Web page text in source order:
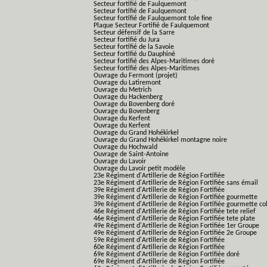
Secteur fortifié de Faulquemont
Secteur fortifié de Faulquemont
Secteur fortifié de Faulquemont tole fine
Plaque Secteur Fortifié de Faulquemont
Secteur défensif de la Sarre
Secteur fortifié du Jura
Secteur fortifié de la Savoie
Secteur fortifié du Dauphiné
Secteur fortifié des Alpes-Maritimes doré
Secteur fortifié des Alpes-Maritimes
Ouvrage du Fermont (projet)
Ouvrage du Latiremont
Ouvrage du Metrich
Ouvrage du Hackenberg
Ouvrage du Bovenberg doré
Ouvrage du Bovenberg
Ouvrage du Kerfent
Ouvrage du Kerfent
Ouvrage du Grand Hohékirkel
Ouvrage du Grand Hohékirkel montagne noire
Ouvrage du Hochwald
Ouvrage de Saint-Antoine
Ouvrage du Lavoir
Ouvrage du Lavoir petit modèle
23e Régiment d'Artillerie de Région Fortifiée
23e Régiment d'Artillerie de Région Fortifiée sans émail
39e Régiment d'Artillerie de Région Fortifiée
39e Régiment d'Artillerie de Région Fortifiée gourmette
39e Régiment d'Artillerie de Région Fortifiée gourmette
46e Régiment d'Artillerie de Région Fortifiée tete relief
46e Régiment d'Artillerie de Région Fortifiée tete plate
49e Régiment d'Artillerie de Région Fortifiée 1er Groupe
49e Régiment d'Artillerie de Région Fortifiée 2e Groupe
59e Régiment d'Artillerie de Région Fortifiée
60e Régiment d'Artillerie de Région Fortifiée
69e Régiment d'Artillerie de Région Fortifiée doré
69e Régiment d'Artillerie de Région Fortifiée